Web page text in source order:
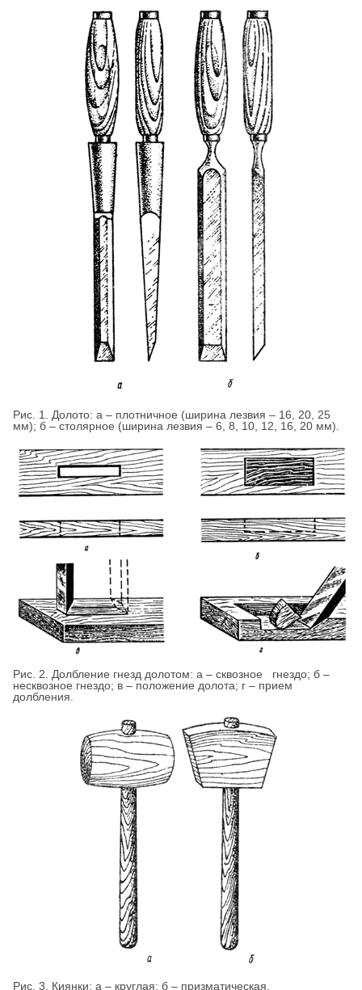
Рис. 1. Долото: а – плотничное (ширина лезвия – 16, 20, 25
мм); б – столярное (ширина лезвия – 6, 8, 10, 12, 16, 20 мм).
Рис. 2. Долбление гнезд долотом: а – сквозное гнездо; б –
несквозное гнездо; в – положение долота; г – прием
долбления.
Рис. 3. Киянки: а – круглая; б – призматическая.